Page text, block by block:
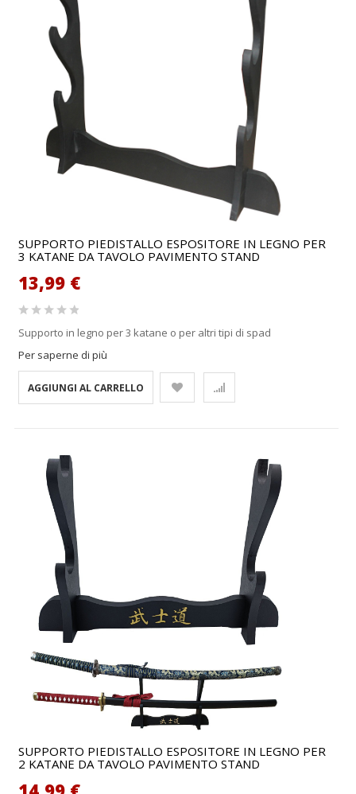
SUPPORTO PIEDISTALLO ESPOSITORE IN LEGNO PER
3 KATANE DA TAVOLO PAVIMENTO STAND
13,99 €
Supporto in legno per 3 katane o per altri tipi di spad
Per saperne di più
AGGIUNGI AL CARRELLO
SUPPORTO PIEDISTALLO ESPOSITORE IN LEGNO PER
2 KATANE DA TAVOLO PAVIMENTO STAND